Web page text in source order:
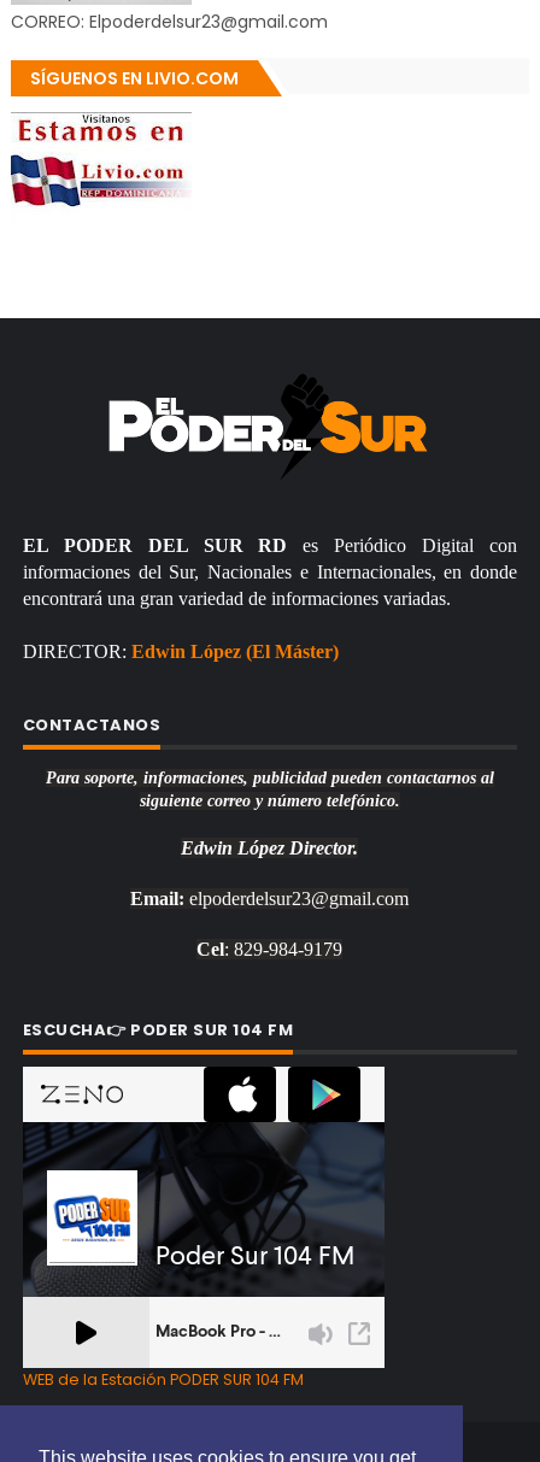
CORREO: Elpoderdelsur23@gmail.com
SÍGUENOS EN LIVIO.COM
EL PODER DEL SUR RD es Periódico Digital con
informaciones del Sur, Nacionales e Internacionales, en donde
encontrará una gran variedad de informaciones variadas.
DIRECTOR: Edwin López (El Máster)
CONTACTANOS
Para soporte, informaciones, publicidad pueden contactarnos al
siguiente correo y número telefónico.
Edwin López Director.
Email: elpoderdelsur23@gmail.com
Cel: 829-984-9179
ESCUCHA👉 PODER SUR 104 FM
WEB de la Estación PODER SUR 104 FM